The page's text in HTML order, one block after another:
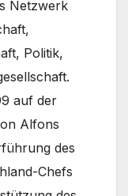
Netzwerk
Politik,
auf der
Alfons
des
Chefs